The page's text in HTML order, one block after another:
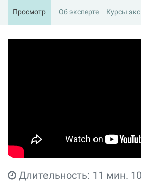
Просмотр Об эксперте Курсы
Длительность: 11 мин.